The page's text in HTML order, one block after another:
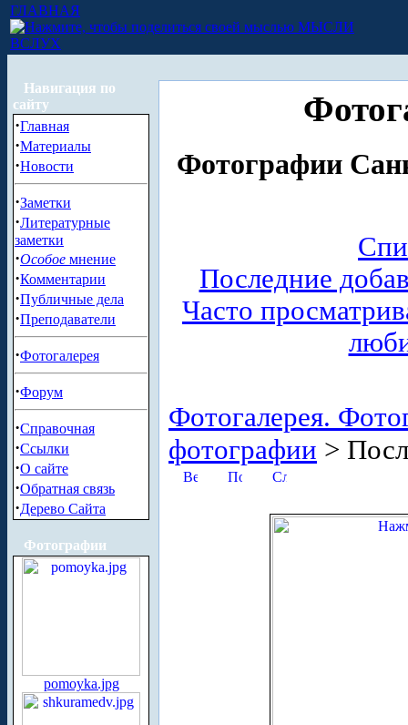
ГЛАВНАЯ
МЫСЛИ
ВСЛУХ
Навигация по
сайту
·Главная
·Материалы
·Новости
·Заметки
·Литературные
заметки
·Особое мнение
·Комментарии
·Публичные дела
·Преподаватели
·Фотогалерея
·Форум
·Справочная
·Ссылки
·О сайте
·Обратная связь
·Дерево Сайта
Фотографии
pomoyka.jpg
Фотографии
Последние
Часто
Фотогалерея.
фотографии >